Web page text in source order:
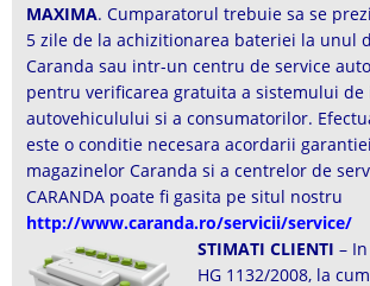
MAXIMA. Cumparatorul trebuie sa se
5 zile de la achizitionarea bateriei la unul
Caranda sau intr-un centru de service
pentru verificarea gratuita a sistemului de
autovehiculului si a consumatorilor.
este o conditie necesara acordarii
magazinelor Caranda si a centrelor de
CARANDA poate fi gasita pe situl nostru
http://www.caranda.ro/servicii/service/
STIMATI CLIENTI –
HG 1132/2008, la